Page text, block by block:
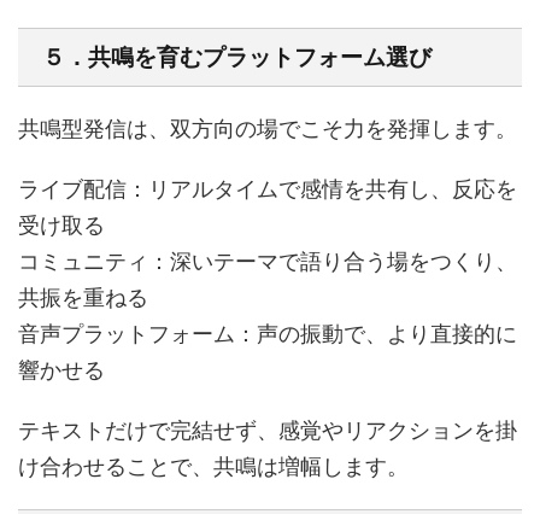
５．共鳴を育むプラットフォーム選び
共鳴型発信は、双方向の場でこそ力を発揮します。
ライブ配信：リアルタイムで感情を共有し、反応を
受け取る
コミュニティ：深いテーマで語り合う場をつくり、
共振を重ねる
音声プラットフォーム：声の振動で、より直接的に
響かせる
テキストだけで完結せず、感覚やリアクションを掛
け合わせることで、共鳴は増幅します。